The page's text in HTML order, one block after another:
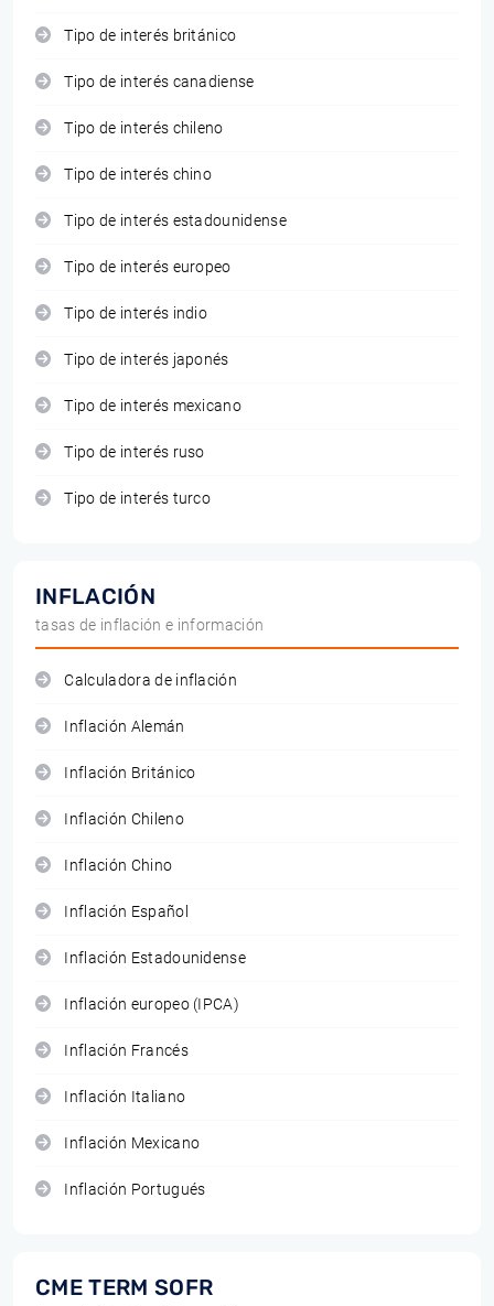
Tipo de interés británico
Tipo de interés canadiense
Tipo de interés chileno
Tipo de interés chino
Tipo de interés estadounidense
Tipo de interés europeo
Tipo de interés indio
Tipo de interés japonés
Tipo de interés mexicano
Tipo de interés ruso
Tipo de interés turco
INFLACIÓN
tasas de inflación e información
Calculadora de inflación
Inflación Alemán
Inflación Británico
Inflación Chileno
Inflación Chino
Inflación Español
Inflación Estadounidense
Inflación europeo (IPCA)
Inflación Francés
Inflación Italiano
Inflación Mexicano
Inflación Portugués
CME TERM SOFR